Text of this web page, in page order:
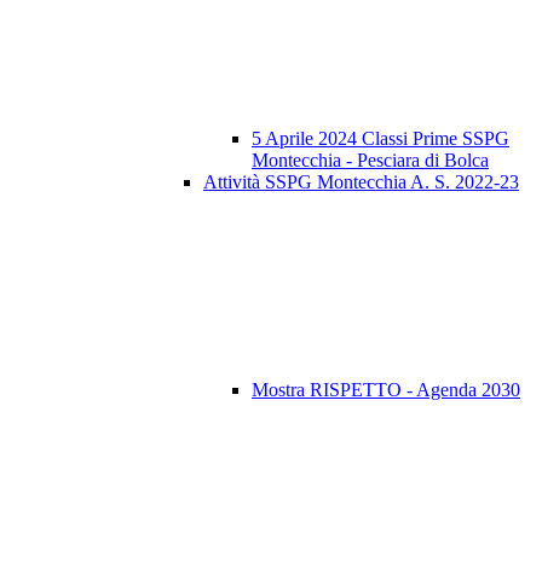
5 Aprile 2024 Classi Prime SSPG
Montecchia - Pesciara di Bolca
Attività SSPG Montecchia A. S. 2022-23
Mostra RISPETTO - Agenda 2030